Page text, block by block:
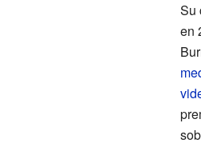
Su
en